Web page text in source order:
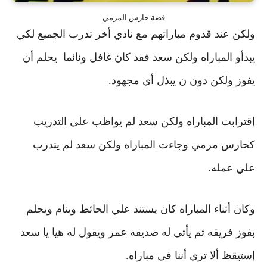
قصة حارس المرمي
ولكن عند قدوم مباراتهم مع نادي أخر تدرب الجميع لكي
يبدأو المباراه ولكن سعد فقد كان غافل ونائما يحلم أن
يفوز ولكن دون ن يبذل أي مجهود.
إقترابت المباراه ولكن سعد لم يواظب علي التدريب
كحارس مرمي وجاءت المباراه ولكن سعد لم يتدرب
علي عمله.
وكان أثناء المباراه كان يستند علي الحائط وينام ويحلم
بفوز فريقه ثم يأتي له صديقه عمر ويقول له هيا يا سعد
إستيقظ ألا تري أننا في مباراه.